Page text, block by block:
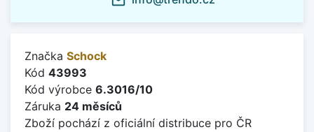
Značka Schock
Kód 43993
Kód výrobce 6.3016/10
Záruka 24 měsíců
Zboží pochází z oficiální distribuce pro ČR